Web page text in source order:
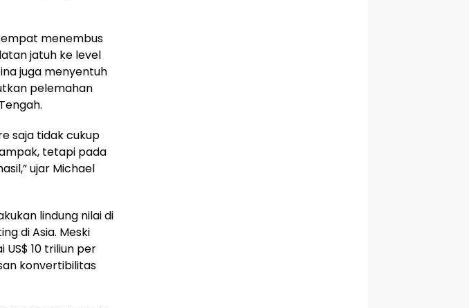
menembus
jatuh ke level
juga menyentuh
pelemahan
saja tidak cukup
tetapi pada
ujar Michael
lindung nilai di
di Asia. Meski
10 triliun per
konvertibilitas